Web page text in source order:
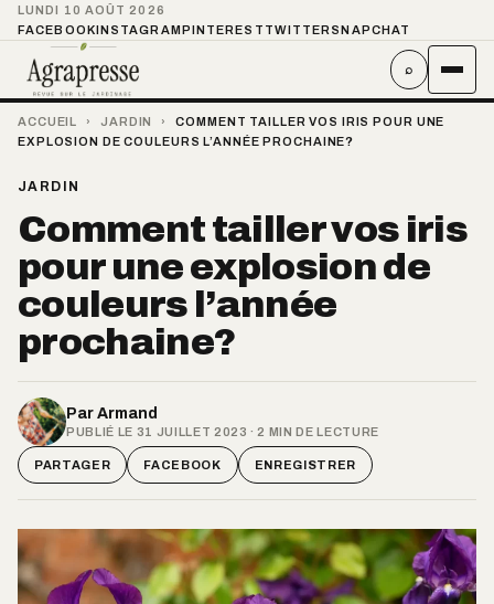
LUNDI 10 AOÛT 2026
FACEBOOKINSTAGRAMPINTEREST TWITTER SNAPCHAT
⌕
ACCUEIL › JARDIN ›
COMMENT TAILLER VOS IRIS POUR UNE
EXPLOSION DE COULEURS L’ANNÉE PROCHAINE?
JARDIN
Comment tailler vos iris
pour une explosion de
couleurs l’année
prochaine?
Par Armand
PUBLIÉ LE 31 JUILLET 2023 · 2 MIN DE LECTURE
PARTAGER FACEBOOK ENREGISTRER